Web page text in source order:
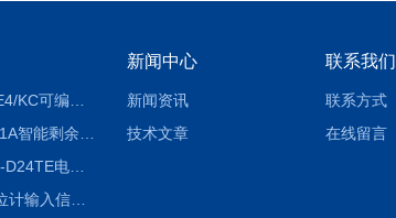
ACR10RH-D24TE电力仪表外置开口式互感器
BM100电位计输入信号隔离器
新闻中心
新闻资讯
技术文章
联系我们
联系方式
在线留言